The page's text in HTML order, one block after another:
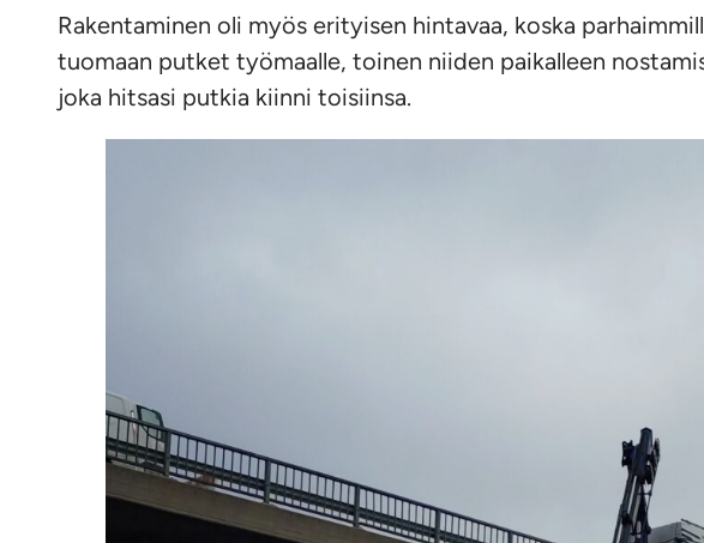
Rakentaminen oli myös erityisen hintavaa, koska
tuomaan putket työmaalle, toinen niiden paikalleen
joka hitsasi putkia kiinni toisiinsa.